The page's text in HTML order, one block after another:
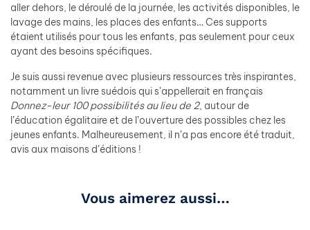
aller dehors, le déroulé de la journée, les activités disponibles, le
lavage des mains, les places des enfants… Ces supports
étaient utilisés pour tous les enfants, pas seulement pour ceux
ayant des besoins spécifiques.
Je suis aussi revenue avec plusieurs ressources très inspirantes,
notamment un livre suédois qui s’appellerait en français
Donnez-leur 100 possibilités au lieu de 2, autour de
l’éducation égalitaire et de l’ouverture des possibles chez les
jeunes enfants. Malheureusement, il n’a pas encore été traduit,
avis aux maisons d’éditions !
Vous aimerez aussi…